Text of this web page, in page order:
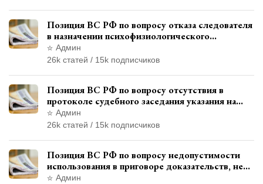
Позиция ВС РФ по вопросу отказа следователя
в назначении психофизиологического
исследования показаний обвиняемой с
использованием полиграфа
Админ
26k статей / 15k подписчиков
Позиция ВС РФ по вопросу отсутствия в
протоколе судебного заседания указания на
возможность выступления в прениях сторон
при наличии аудиозаписи
Админ
26k статей / 15k подписчиков
Позиция ВС РФ по вопросу недопустимости
использования в приговоре доказательств, не
исследованных в судебном заседании
Админ